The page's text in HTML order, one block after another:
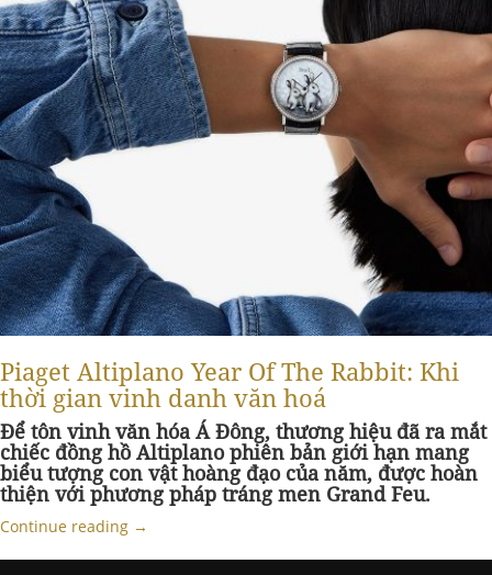
Piaget Altiplano Year Of The Rabbit: Khi
thời gian vinh danh văn hoá
Để tôn vinh văn hóa Á Đông, thương hiệu đã ra mắt
chiếc đồng hồ Altiplano phiên bản giới hạn mang
biểu tượng con vật hoàng đạo của năm, được hoàn
thiện với phương pháp tráng men Grand Feu.
Continue reading →